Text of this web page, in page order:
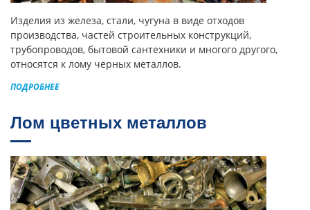
Изделия из железа, стали, чугуна в виде отходов
производства, частей строительных конструкций,
трубопроводов, бытовой сантехники и многого другого,
относятся к лому чёрных металлов.
ПОДРОБНЕЕ
Лом цветных металлов